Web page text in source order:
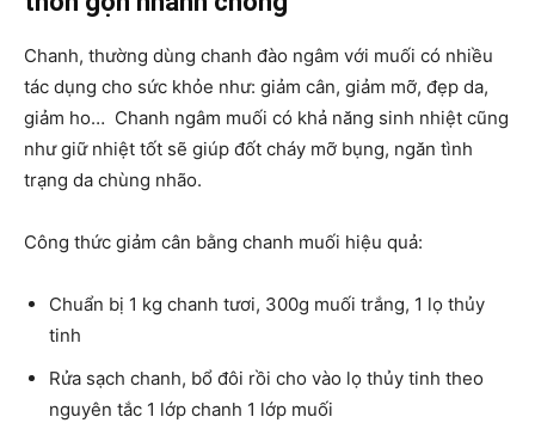
Chanh, thường dùng chanh đào ngâm với muối có nhiều
tác dụng cho sức khỏe như: giảm cân, giảm mỡ, đẹp da,
giảm ho… Chanh ngâm muối có khả năng sinh nhiệt cũng
như giữ nhiệt tốt sẽ giúp đốt cháy mỡ bụng, ngăn tình
trạng da chùng nhão.
Công thức giảm cân bằng chanh muối hiệu quả:
Chuẩn bị 1 kg chanh tươi, 300g muối trắng, 1 lọ thủy
tinh
Rửa sạch chanh, bổ đôi rồi cho vào lọ thủy tinh theo
nguyên tắc 1 lớp chanh 1 lớp muối